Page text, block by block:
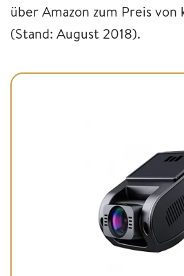
über Amazon zum Preis von
(Stand: August 2018).